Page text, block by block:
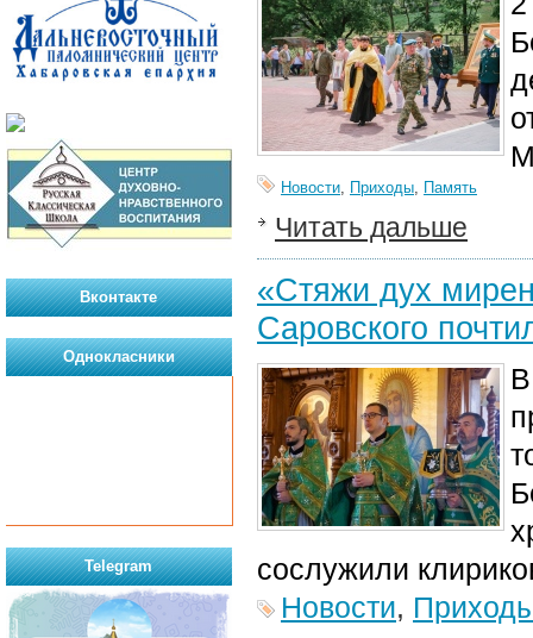
Новости, Приходы, Память
Читать дальше
«Стяжи дух
Саровского
сослужили клирик
Новости,
Вконтакте
Однокласники
Telegram